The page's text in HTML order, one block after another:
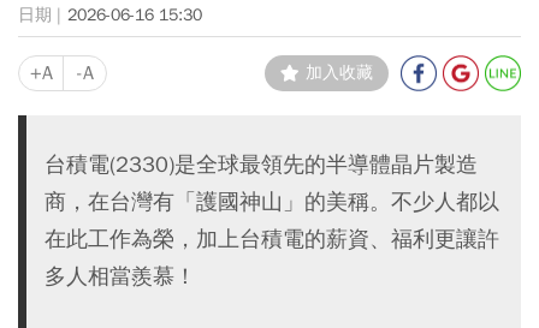
2026-06-16 15:30
+A -A 加入收藏
台積電(2330)是全球最領先的半導體晶片製造
商，在台灣有「護國神山」的美稱。不少人都以
在此工作為榮，加上台積電的薪資、福利更讓許
多人相當羨慕！